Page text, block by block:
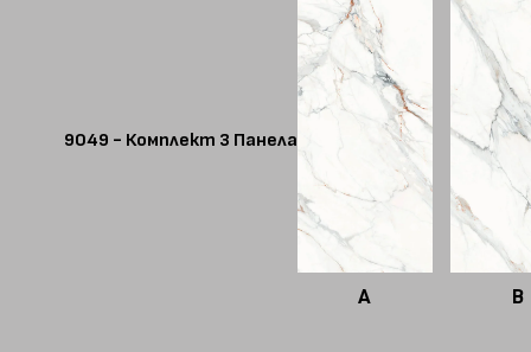
9049 - Комплект 3 Панела
A B